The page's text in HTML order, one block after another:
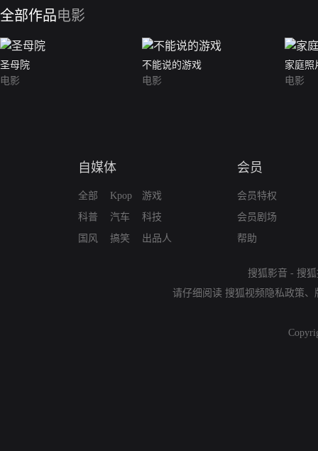
全部作品电影
圣母院
电影
不能说的游戏
电影
家庭照
电影
自媒体
全部
科普
国风
Kpop
汽车
搞笑
游戏
科技
出品人
会员
会员特权
会员剧场
帮助
搜狐影音 - 搜
请仔细阅读 搜狐视频隐私政策、